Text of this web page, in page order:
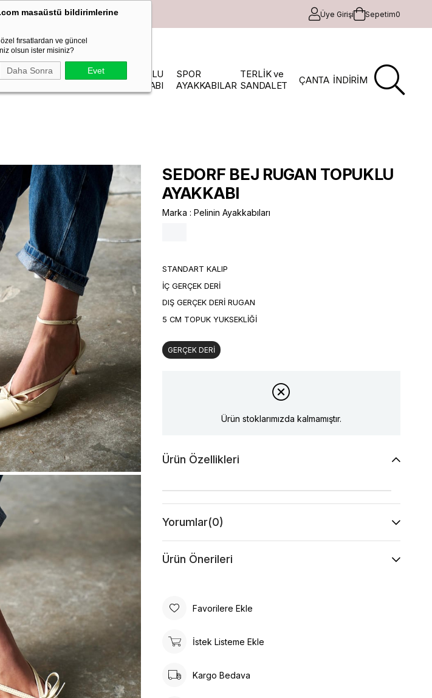
masaüstü bildirimlerine
fırsatlardan ve güncel
olsun ister misiniz?
Daha Sonra Evet
Üye Girişi Sepetim0
STİLETTO MAKOSEN
TOPUKLU
AYAKKABI
SPOR
AYAKKABILAR
TERLİK ve
SANDALET
ÇANTA İNDİRİM
SEDORF BEJ RUGAN TOPUKLU
AYAKKABI
Marka : Pelinin Ayakkabıları
STANDART KALIP
İÇ GERÇEK DERİ
DIŞ GERÇEK DERİ RUGAN
5 CM TOPUK YUKSEKLİĞİ
GERÇEK DERİ
Ürün stoklarımızda kalmamıştır.
Ürün Özellikleri
Yorumlar(0)
Ürün Önerileri
Favorilere Ekle
İstek Listeme Ekle
Kargo Bedava